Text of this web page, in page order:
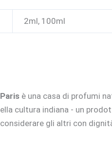
2ml, 100ml
è una casa di profumi
cultura indiana - un
gli altri con